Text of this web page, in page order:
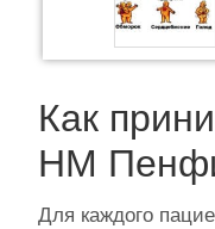
Как
НМ
Для каждого